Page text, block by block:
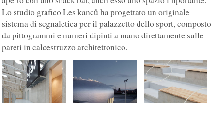
Lo studio grafico Les kanců ha progettato un originale
sistema di segnaletica per il palazzetto dello sport, composto
da pittogrammi e numeri dipinti a mano direttamente sulle
pareti in calcestruzzo architettonico.